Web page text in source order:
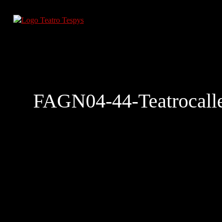
FAGN04-44-